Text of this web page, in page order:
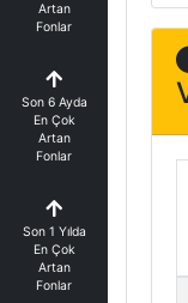
Artan
Fonlar
Son 6 Ayda
En Çok
Artan
Fonlar
Son 1 Yılda
En Çok
Artan
Fonlar